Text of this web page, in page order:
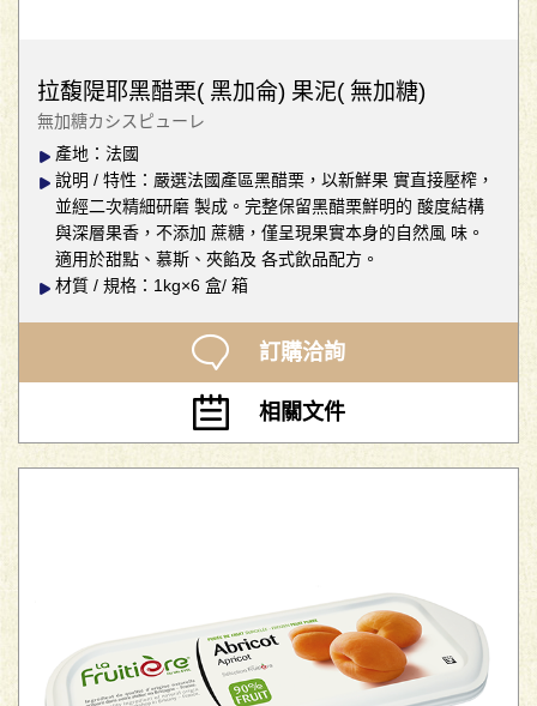
拉馥隄耶黑醋栗( 黑加侖) 果泥( 無加糖)
無加糖カシスピューレ
產地：法國
說明 / 特性：嚴選法國產區黑醋栗，以新鮮果 實直接壓榨，
並經二次精細研磨 製成。完整保留黑醋栗鮮明的 酸度結構
與深層果香，不添加 蔗糖，僅呈現果實本身的自然風 味。
適用於甜點、慕斯、夾餡及 各式飲品配方。
材質 / 規格：1kg×6 盒/ 箱
訂購洽詢
相關文件